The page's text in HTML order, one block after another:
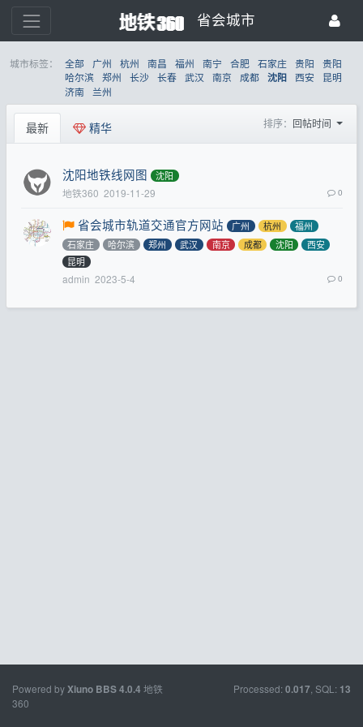
省会城市
城市标签： 全部 广州 杭州 南昌 福州 南宁 合肥 石家庄 贵阳
贵阳
哈尔滨 郑州 长沙 长春 武汉 南京 成都 沈阳 西安
昆明
济南
兰州
最新 精华 排序： 回帖时间
沈阳地铁线网图 沈阳
地铁360 2019-11-29 0
省会城市轨道交通官方网站 广州 杭州
福州
石家庄
哈尔滨 郑州 武汉 南京 成都 沈阳
西安
昆明
admin 2023-5-4 0
Powered byXiuno BBS4.0.4 地铁
360
Processed: 0.017 , SQL: 13